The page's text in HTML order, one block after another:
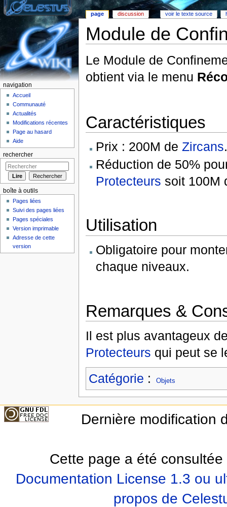
Module de
Le Module de
obtient via le menu
Caractéristiques
Prix : 200M de Zircans.
Réduction de 50%
Protecteurs soit 100M
Utilisation
Obligatoire pour
chaque niveaux.
Remarques &
Il est plus avantageux
Protecteurs qui peut se
Catégorie : Objets
page discussion voir le texte source
navigation
Accueil
Communauté
Actualités
Modifications récentes
Page au hasard
Aide
rechercher
boîte à outils
Pages liées
Suivi des pages liées
Pages spéciales
Version imprimable
Adresse de cette
version
Dernière modification
Cette page a été
Documentation License 1.3 ou
propos de